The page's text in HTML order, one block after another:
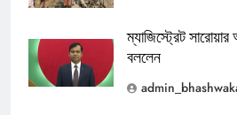
ম্যাজিস্ট্রেট
বললেন